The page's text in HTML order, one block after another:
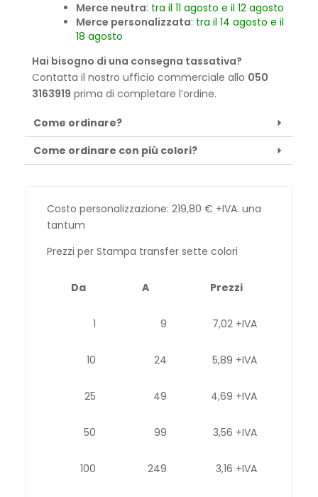
Merce neutra: tra il 11 agosto e il 12 agosto
Merce personalizzata: tra il 14 agosto e il
18 agosto
Hai bisogno di una consegna tassativa?
Contatta il nostro ufficio commerciale allo 050
3163919 prima di completare l’ordine.
Come ordinare?
Come ordinare con più colori?
Costo personalizzazione: 219,80 € +IVA. una
tantum
Prezzi per Stampa transfer sette colori
Da A Prezzi
1 9 7,02 +IVA
10 24 5,89 +IVA
25 49 4,69 +IVA
50 99 3,56 +IVA
100 249 3,16 +IVA